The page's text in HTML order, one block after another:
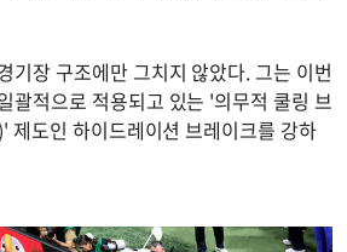
기장 구조에만 그치지 않았다. 그는 이번
괄적으로 적용되고 있는 '의무적 쿨링 브
제도인 하이드레이션 브레이크를 강하